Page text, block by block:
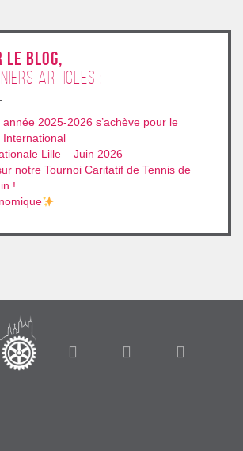
le blog,
articles :
2025-2026 s’achève pour le
International
Lille – Juin 2026
notre Tournoi Caritatif de Tennis de
!